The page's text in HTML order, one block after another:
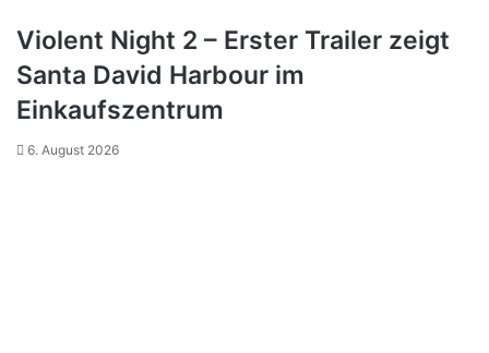
Violent Night 2 – Erster Trailer zeigt
Santa David Harbour im
Einkaufszentrum
6. August 2026